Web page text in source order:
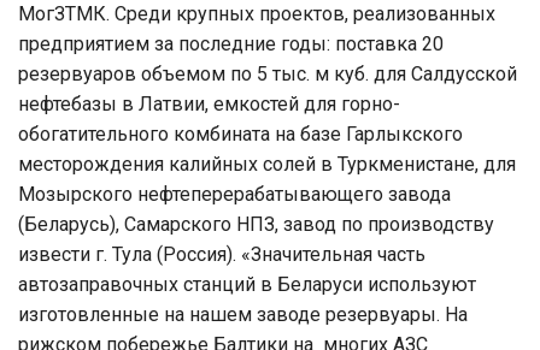
МогЗТМК. Среди крупных проектов, реализованных
предприятием за последние годы: поставка 20
резервуаров объемом по 5 тыс. м куб. для Салдусской
нефтебазы в Латвии, емкостей для горно-
обогатительного комбината на базе Гарлыкского
месторождения калийных солей в Туркменистане, для
Мозырского нефтеперерабатывающего завода
(Беларусь), Самарского НПЗ, завод по производству
извеcти г. Тула (Россия). «Значительная часть
автозаправочных станций в Беларуси используют
изготовленные на нашем заводе резервуары. На
рижском побережье Балтики на многих АЗС